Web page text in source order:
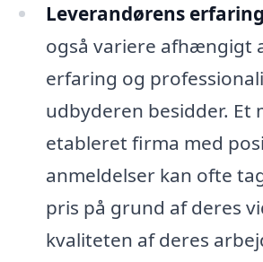
Leverandørens
også variere afhængigt
erfaring og
udbyderen besidder. Et
etableret firma med
anmeldelser kan ofte
pris på grund af deres
kvaliteten af deres